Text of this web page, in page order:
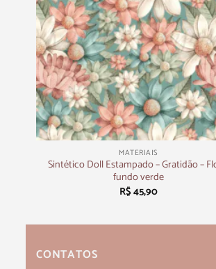
+
MATERIAIS
Sintético Doll Estampado – Gratidão –
fundo verde
R$45,90
CONTATOS